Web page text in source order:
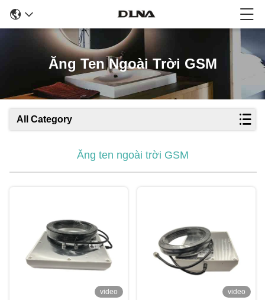
Ăng Ten Ngoài Trời GSM
All Category
Ăng ten ngoài trời GSM
video
video